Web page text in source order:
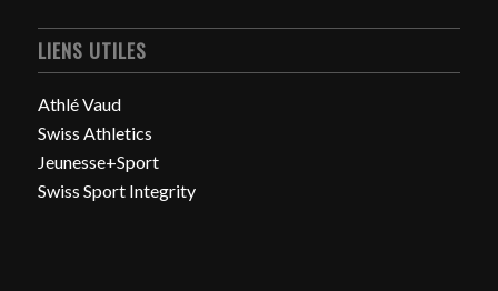
LIENS UTILES
Athlé Vaud
Swiss Athletics
Jeunesse+Sport
Swiss Sport Integrity